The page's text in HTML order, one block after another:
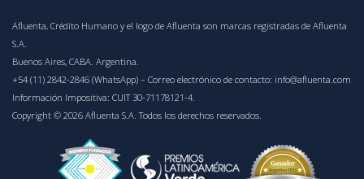
Afluenta, Crédito Humano y el logo de Afluenta son marcas registradas de Afluenta
S.A.
Buenos Aires, CABA. Argentina.
+54 (11) 2842-2846 (WhatsApp) – Correo electrónico de contacto: info@afluenta.com
Información Impositiva: CUIT 30-71178121-4.
Copyright © 2026 Afluenta S.A. Todos los derechos reservados.